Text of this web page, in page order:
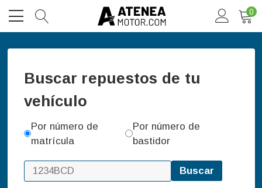
0
Buscar repuestos de tu
vehículo
Por número de
matrícula
Por número de
bastidor
Buscar